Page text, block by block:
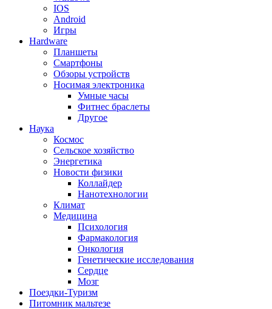
IOS
Android
Игры
Hardware
Планшеты
Смартфоны
Обзоры устройств
Носимая электроника
Умные часы
Фитнес браслеты
Другое
Наука
Космос
Сельское хозяйство
Энергетика
Новости физики
Коллайдер
Нанотехнологии
Климат
Медицина
Психология
Фармакология
Онкология
Генетические исследования
Сердце
Мозг
Поездки-Туризм
Питомник мальтезе